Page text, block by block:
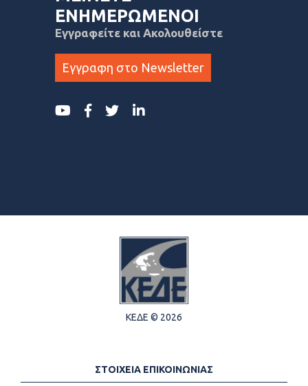
ΕΝΗΜΕΡΩΜΕΝΟΙ
Εγγραφείτε και Ακολουθείστε
Εγγραφη στο Newsletter
ΚΕΔΕ © 2026
ΣΤΟΙΧΕΙΑ ΕΠΙΚΟΙΝΩΝΙΑΣ